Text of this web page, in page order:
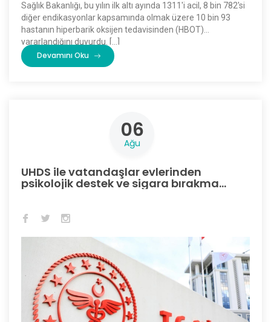
Sağlık Bakanlığı, bu yılın ilk altı ayında 1311'i acil, 8 bin 782'si
diğer endikasyonlar kapsamında olmak üzere 10 bin 93
hastanın hiperbarik oksijen tedavisinden (HBOT)
yararlandığını duyurdu. […]
Devamını Oku
06
Ağu
UHDS ile vatandaşlar evlerinden
psikolojik destek ve sigara bırakma